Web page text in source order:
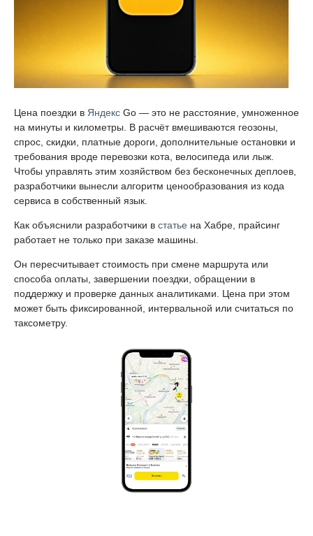
Цена поездки в Яндекс Go — это не расстояние, умноженное
на минуты и километры. В расчёт вмешиваются геозоны,
спрос, скидки, платные дороги, дополнительные остановки и
требования вроде перевозки кота, велосипеда или лыж.
Чтобы управлять этим хозяйством без бесконечных деплоев,
разработчики вынесли алгоритм ценообразования из кода
сервиса в собственный язык.
Как объяснили разработчики в статье на Хабре, прайсинг
работает не только при заказе машины.
Он пересчитывает стоимость при смене маршрута или
способа оплаты, завершении поездки, обращении в
поддержку и проверке данных аналитиками. Цена при этом
может быть фиксированной, интервальной или считаться по
таксометру.